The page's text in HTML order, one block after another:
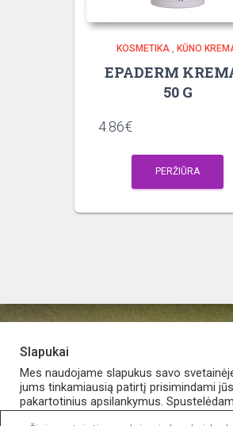
KOSMETIKA, KŪNO
EPADERM
50 G
4.86€
PERŽIŪRA
PARDUOTUVĖ APIE VAISTINĘ
KONTAKTAI
Slapukai
Mes naudojame slapukus savo
jums tinkamiausią patirtį prisimindami
pakartotinius apsilankymus.
sutinkate naudoti VISUS slapukus.